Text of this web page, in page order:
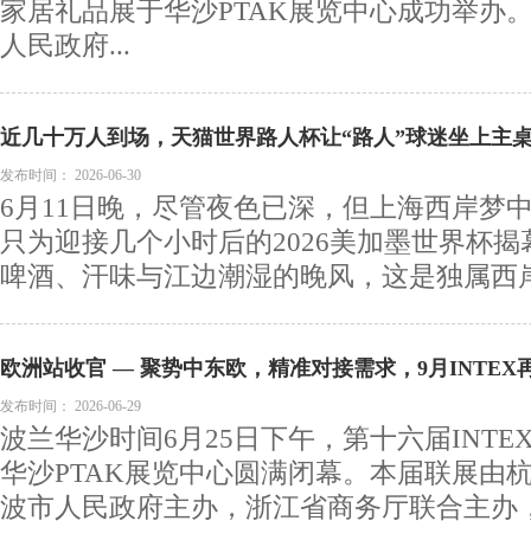
家居礼品展于华沙PTAK展览中心成功举办
人民政府...
近几十万人到场，天猫世界路人杯让“路人”球迷坐上主
发布时间： 2026-06-30
6月11日晚，尽管夜色已深，但上海西岸梦
只为迎接几个小时后的2026美加墨世界杯
啤酒、汗味与江边潮湿的晚风，这是独属西
欧洲站收官 — 聚势中东欧，精准对接需求，9月INTEX
发布时间： 2026-06-29
波兰华沙时间6月25日下午，第十六届
华沙PTAK展览中心圆满闭幕。本届联展由
波市人民政府主办，浙江省商务厅联合主办